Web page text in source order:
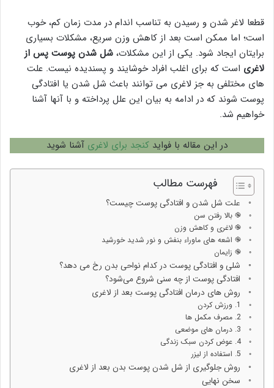
قطعا لاغر شدن و رسیدن به تناسب اندام در مدت زمان کم، خوب
است؛ اما ممکن است بعد از کاهش وزن سریع، مشکلات بسیاری
برایتان ایجاد شود. یکی از این مشکلات، شل شدن پوست پس از
لاغری است که برای اغلب افراد خوشایند و پسندیده نیست. علت
های مختلفی به جز لاغری می توانند باعث شل شدن یا افتادگی
پوست شوند که در ادامه به بیان این علل پرداخته و با آنها آشنا
خواهیم شد.
در این مقاله با فواید کنجد برای لاغری آشنا شوید
فهرست مطالب
علت شل شدن و افتادگی پوست چیست؟
֎ بالا رفتن سن
֎ لاغری و کاهش وزن
֎ اشعه های ماوراء بنفش و نور شدید خورشید
֎ زایمان
شلی و افتادگی پوست در کدام نواحی بدن رخ می دهد؟
افتادگی پوست از چه سنی شروع می‌شود؟
روش های درمان افتادگی پوست بعد از لاغری
1. ورزش کردن
2. مصرف مکمل ها
3. درمان های موضعی
4. عوض کردن سبک زندگی
5. استفاده از لیزر
روش جلوگیری از شل شدن پوست بدن بعد از لاغری
سخن نهایی